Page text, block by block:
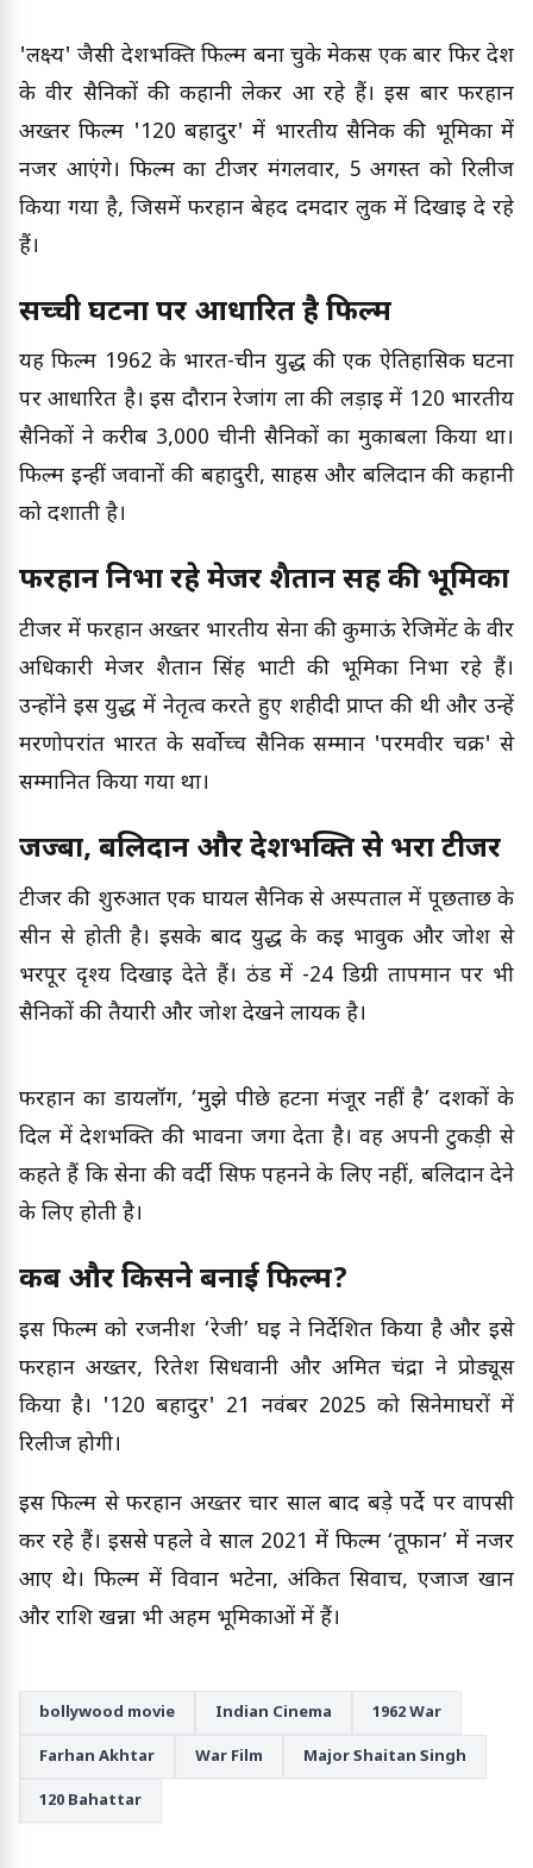
'लक्ष्य' जैसी देशभक्ति फिल्म बना चुके मेकर्स एक बार फिर देश
के वीर सैनिकों की कहानी लेकर आ रहे हैं। इस बार फरहान
अख्तर फिल्म '120 बहादुर' में भारतीय सैनिक की भूमिका में
नजर आएंगे। फिल्म का टीजर मंगलवार, 5 अगस्त को रिलीज
किया गया है, जिसमें फरहान बेहद दमदार लुक में दिखाई दे रहे
हैं।
सच्ची घटना पर आधारित है फिल्म
यह फिल्म 1962 के भारत-चीन युद्ध की एक ऐतिहासिक घटना
पर आधारित है। इस दौरान रेजांग ला की लड़ाई में 120 भारतीय
सैनिकों ने करीब 3,000 चीनी सैनिकों का मुकाबला किया था।
फिल्म इन्हीं जवानों की बहादुरी, साहस और बलिदान की कहानी
को दर्शाती है।
फरहान निभा रहे मेजर शैतान सिंह की भूमिका
टीजर में फरहान अख्तर भारतीय सेना की कुमाऊं रेजिमेंट के वीर
अधिकारी मेजर शैतान सिंह भाटी की भूमिका निभा रहे हैं।
उन्होंने इस युद्ध में नेतृत्व करते हुए शहीदी प्राप्त की थी और उन्हें
मरणोपरांत भारत के सर्वोच्च सैनिक सम्मान 'परमवीर चक्र' से
सम्मानित किया गया था।
जज्बा, बलिदान और देशभक्ति से भरा टीजर
टीजर की शुरुआत एक घायल सैनिक से अस्पताल में पूछताछ के
सीन से होती है। इसके बाद युद्ध के कई भावुक और जोश से
भरपूर दृश्य दिखाई देते हैं। ठंड में -24 डिग्री तापमान पर भी
सैनिकों की तैयारी और जोश देखने लायक है।
फरहान का डायलॉग, ‘मुझे पीछे हटना मंजूर नहीं है’ दर्शकों के
दिल में देशभक्ति की भावना जगा देता है। वह अपनी टुकड़ी से
कहते हैं कि सेना की वर्दी सिर्फ पहनने के लिए नहीं, बलिदान देने
के लिए होती है।
कब और किसने बनाई फिल्म?
इस फिल्म को रजनीश ‘रेजी’ घई ने निर्देशित किया है और इसे
फरहान अख्तर, रितेश सिधवानी और अमित चंद्रा ने प्रोड्यूस
किया है। '120 बहादुर' 21 नवंबर 2025 को सिनेमाघरों में
रिलीज होगी।
इस फिल्म से फरहान अख्तर चार साल बाद बड़े पर्दे पर वापसी
कर रहे हैं। इससे पहले वे साल 2021 में फिल्म ‘तूफान’ में नजर
आए थे। फिल्म में विवान भटेना, अंकित सिवाच, एजाज खान
और राशि खन्ना भी अहम भूमिकाओं में हैं।
bollywood movie Indian Cinema 1962 War
Farhan Akhtar War Film Major Shaitan Singh
120 Bahattar